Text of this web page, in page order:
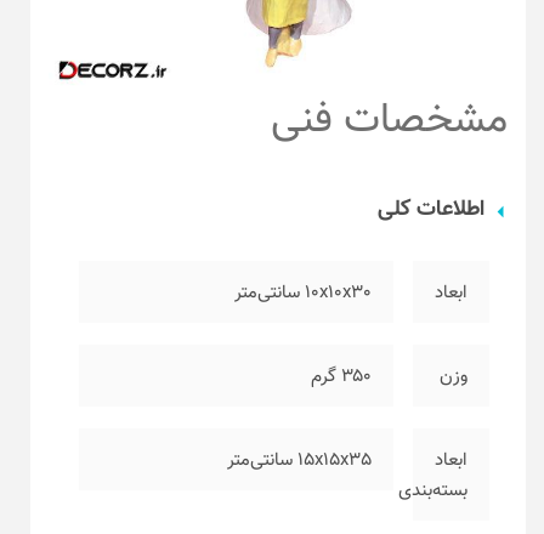
مشخصات فنی
اطلاعات کلی
ابعاد ۱۰x10x30 سانتی‌متر
وزن ۳۵۰ گرم
ابعاد
بسته‌بندی
۱۵x15x35 سانتی‌متر